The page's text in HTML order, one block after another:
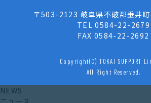
〒503-2123 岐阜県不破郡垂井
TEL 0584-22-2679
FAX 0584-22-2692
Copyright(C) TOKAI SUPPORT
All Right Reserved.
NEWS